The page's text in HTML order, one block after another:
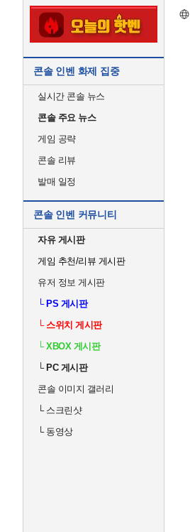
콘솔 인벤 화제 집중
실시간 콘솔 뉴스
콘솔 주요 뉴스
게임 공략
콘솔 리뷰
발매 일정
콘솔 인벤 커뮤니티
자유 게시판
게임 추천/리뷰 게시판
유저 정보 게시판
└PS 게시판
└스위치 게시판
└XBOX 게시판
└PC 게시판
콘솔 이미지 갤러리
└스크린샷
└동영상